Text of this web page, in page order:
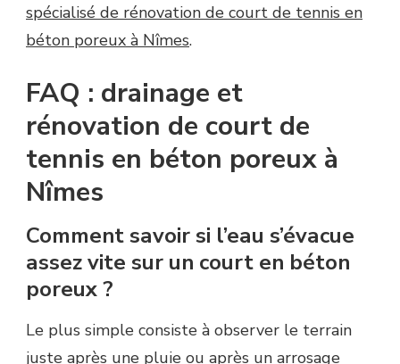
spécialisé de rénovation de court de tennis en
béton poreux à Nîmes.
FAQ : drainage et
rénovation de court de
tennis en béton poreux à
Nîmes
Comment savoir si l’eau s’évacue
assez vite sur un court en béton
poreux ?
Le plus simple consiste à observer le terrain
juste après une pluie ou après un arrosage